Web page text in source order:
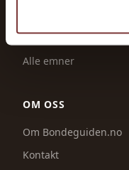
Ressurser
Alle emner
OM OSS
Om Bondeguiden.no
Kontakt